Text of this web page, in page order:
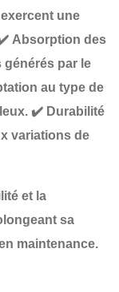
une
Absorption des
générés par le
au type de
✔️ Durabilité
variations de
et la
sa
maintenance.